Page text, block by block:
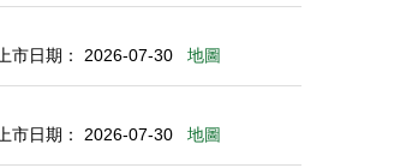
上市日期： 2026-07-30 地圖
上市日期： 2026-07-30 地圖